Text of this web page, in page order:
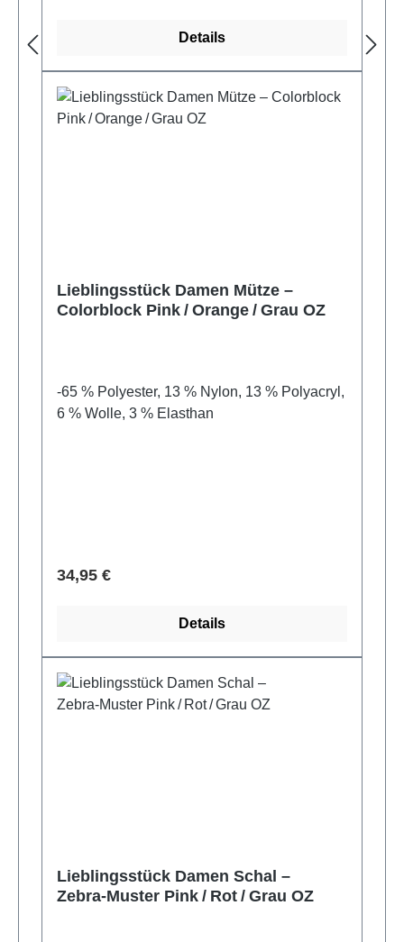
Details
Lieblingsstück Damen Mütze –
Colorblock Pink / Orange / Grau OZ
-65 % Polyester, 13 % Nylon, 13 % Polyacryl,
6 % Wolle, 3 % Elasthan
Regulärer Preis:
34,95 €
Details
Lieblingsstück Damen Schal –
Zebra‑Muster Pink / Rot / Grau OZ